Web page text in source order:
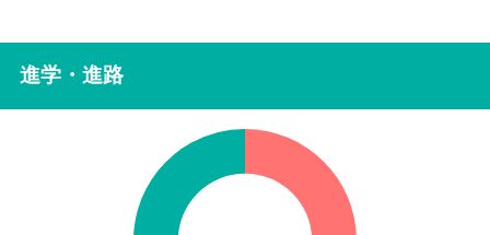
進学・進路